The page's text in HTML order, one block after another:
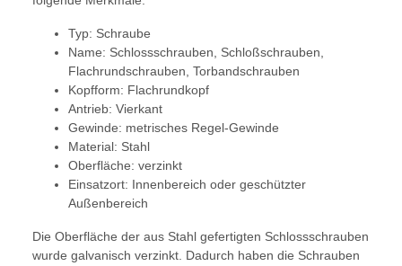
Typ: Schraube
Name: Schlossschrauben, Schloßschrauben,
Flachrundschrauben, Torbandschrauben
Kopfform: Flachrundkopf
Antrieb: Vierkant
Gewinde: metrisches Regel-Gewinde
Material: Stahl
Oberfläche: verzinkt
Einsatzort: Innenbereich oder geschützter
Außenbereich
Die Oberfläche der aus Stahl gefertigten Schlossschrauben
wurde galvanisch verzinkt. Dadurch haben die Schrauben